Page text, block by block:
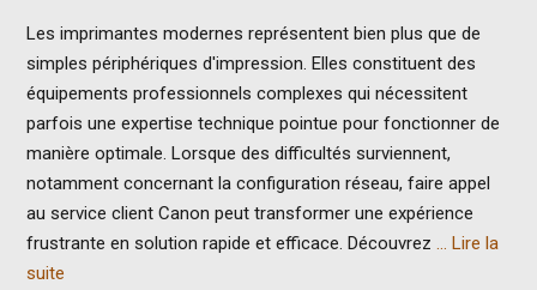
Les imprimantes modernes représentent bien plus que de
simples périphériques d'impression. Elles constituent des
équipements professionnels complexes qui nécessitent
parfois une expertise technique pointue pour fonctionner de
manière optimale. Lorsque des difficultés surviennent,
notamment concernant la configuration réseau, faire appel
au service client Canon peut transformer une expérience
frustrante en solution rapide et efficace. Découvrez … Lire la
suite